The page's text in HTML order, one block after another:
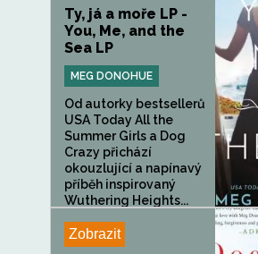
Ty, já a moře LP -
You, Me, and the
Sea LP
MEG DONOHUE
Od autorky bestsellerů
USA Today All the
Summer Girls a Dog
Crazy přichází
okouzlující a napínavý
příběh inspirovaný
Wuthering Heights...
Zobrazit